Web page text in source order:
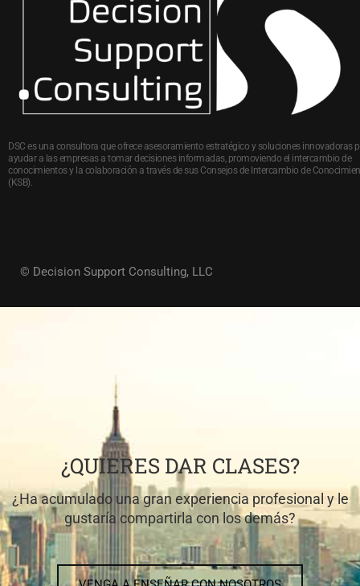
DSC es una consultora que ofrece asesoramiento estratégico y soluciones innovadoras
ayudar a las empresas a tomar decisiones informadas, promoviendo el intercambio de
conocimientos y la colaboración a través de sus Consejos de Intercambio de
(KSB).
© Decision Support Consulting, LLC
¿QUIERES DAR CLASES?
¿Ha acumulado una gran experiencia profesional y le
gustaría compartirla con los demás?